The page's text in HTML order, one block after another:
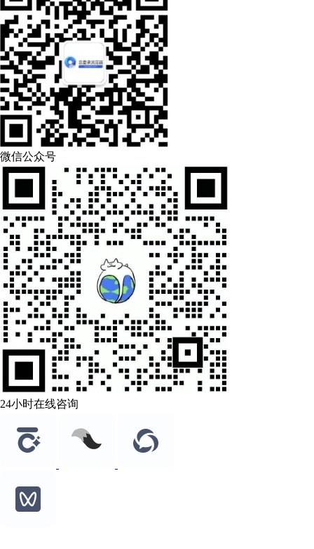
微信公众号
24小时在线咨询